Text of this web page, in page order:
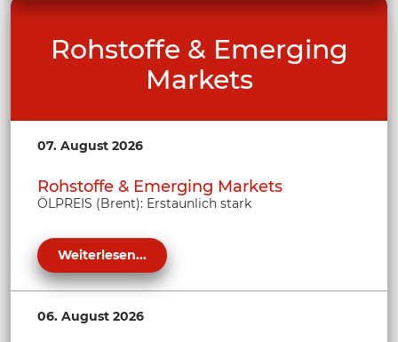
Rohstoffe & Emerging
Markets
07. August 2026
Rohstoffe & Emerging Markets
ÖLPREIS (Brent): Erstaunlich stark
Weiterlesen...
06. August 2026